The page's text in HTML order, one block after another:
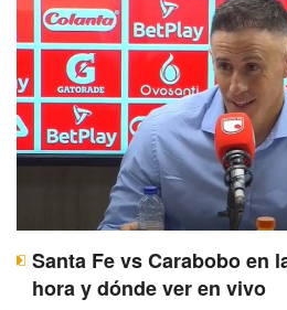
Santa Fe vs Carabobo en
hora y dónde ver en vivo